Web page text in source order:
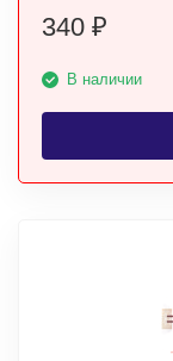
340 ₽
В наличии